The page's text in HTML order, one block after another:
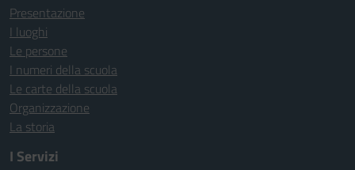
Presentazione
I luoghi
Le persone
I numeri della scuola
Le carte della scuola
Organizzazione
La storia
I Servizi